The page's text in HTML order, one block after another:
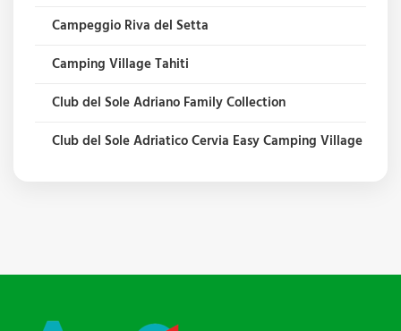
Campeggio Riva del Setta
Camping Village Tahiti
Club del Sole Adriano Family Collection
Club del Sole Adriatico Cervia Easy Camping Village